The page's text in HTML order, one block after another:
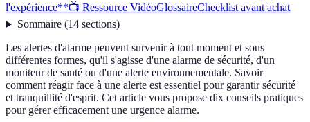
l'expérience**📺 Ressource VidéoGlossaireChecklist avant achat
Sommaire(14 sections)
Les alertes d'alarme peuvent survenir à tout moment et sous
différentes formes, qu'il s'agisse d'une alarme de sécurité, d'un
moniteur de santé ou d'une alerte environnementale. Savoir
comment réagir face à une alerte est essentiel pour garantir sécurité
et tranquillité d'esprit. Cet article vous propose dix conseils pratiques
pour gérer efficacement une urgence alarme.